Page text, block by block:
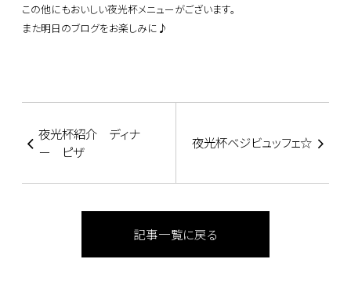
この他にもおいしい夜光杯メニューがございます。
また明日のブログをお楽しみに♪
夜光杯紹介 ディナ
ー ピザ
夜光杯ベジビュッフェ☆
記事一覧に戻る